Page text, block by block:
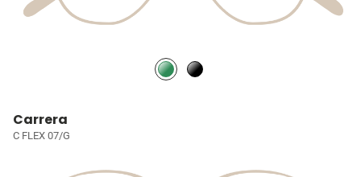
Carrera
C FLEX 07/G